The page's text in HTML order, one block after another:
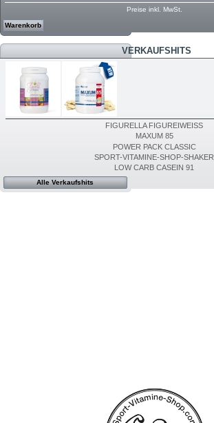
Preise inkl. MwSt.
Warenkorb
VERKAUFSHITS
FIGURELLA FIGUREIWEISS
MAXUM 85
POWER PACK CLASSIC
SPORT-VITAMINE-SHOP-SHAKER
LOW CARB CASEIN 91
Alle Verkaufshits